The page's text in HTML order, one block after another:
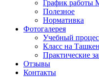
График
Полезное
Нормативка
Фотогалерея
Учебный
Класс на
Практические
Отзывы
Контакты